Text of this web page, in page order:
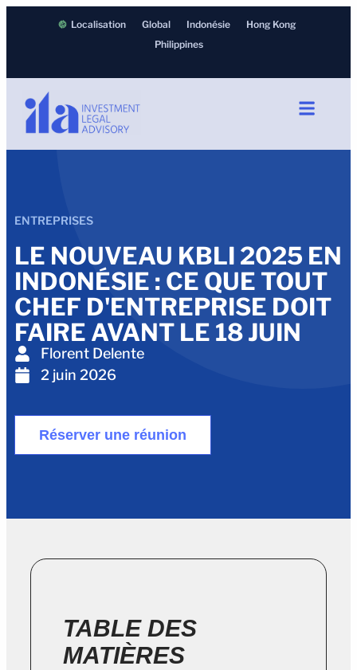
Localisation Global Indonésie
Hong Kong
Philippines
ENTREPRISES
LE NOUVEAU KBLI 2025 EN
INDONÉSIE : CE QUE TOUT
CHEF D'ENTREPRISE DOIT
FAIRE AVANT LE 18 JUIN
Florent Delente
2 juin 2026
Réserver une réunion
TABLE DES
MATIÈRES